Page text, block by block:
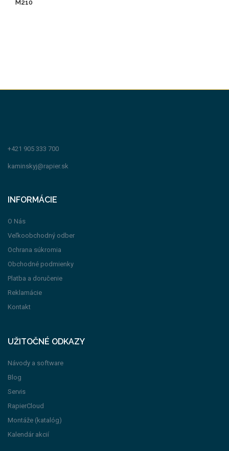
M210
+421 905 333 700
kaminskyj@rapier.sk
INFORMÁCIE
O Nás
Veľkoobchodný odber
Ochrana súkromia
Obchodné podmienky
Platba a doručenie
Reklamácie
Kontakt
UŽITOČNÉ ODKAZY
Návody a software
Blog
Servis
RapierCloud
Montáže (katalóg)
Kalendár akcií